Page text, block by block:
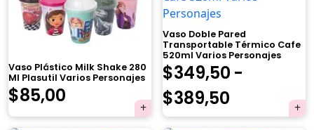
Vaso Plástico Milk Shake 280
Ml Plasutil Varios Personajes
$85,00
Vaso Doble Pared
Transportable Térmico Cafe
520ml Varios Personajes
$349,50 -
$389,50
de